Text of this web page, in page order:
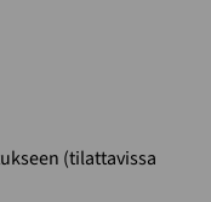
(tilattavissa